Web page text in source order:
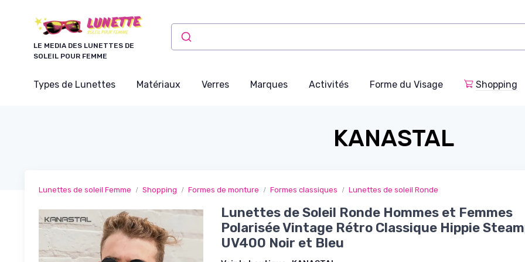
LE MEDIA DES LUNETTES DE
SOLEIL POUR FEMME
Types de Lunettes Matériaux Verres Marques Activités Forme du Visage Shopping
KANASTAL
Lunettes de soleil Femme Shopping Formes de monture Formes classiques Lunettes de soleil Ronde
Lunettes de Soleil Ronde Hommes et Femmes
Polarisée Vintage Rétro Classique Hippie
UV400 Noir et Bleu